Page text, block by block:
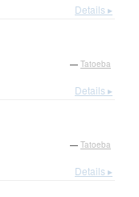
Details ▸
— Tatoeba
Details ▸
— Tatoeba
Details ▸